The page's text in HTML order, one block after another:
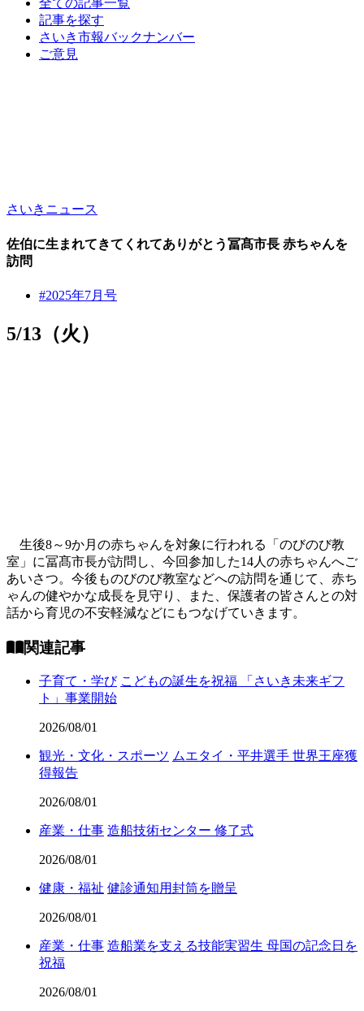
全ての記事一覧
記事を探す
さいき市報バックナンバー
ご意見
さいきニュース
佐伯に生まれてきてくれてありがとう冨髙市長 赤ちゃんを
訪問
#2025年7月号
5/13（火）
生後8～9か月の赤ちゃんを対象に行われる「のびのび教
室」に冨髙市長が訪問し、今回参加した14人の赤ちゃんへご
あいさつ。今後ものびのび教室などへの訪問を通じて、赤ち
ゃんの健やかな成長を見守り、また、保護者の皆さんとの対
話から育児の不安軽減などにもつなげていきます。
関連記事
子育て・学び こどもの誕生を祝福 「さいき未来ギフ
ト」事業開始
2026/08/01
観光・文化・スポーツ ムエタイ・平井選手 世界王座獲
得報告
2026/08/01
産業・仕事 造船技術センター 修了式
2026/08/01
健康・福祉 健診通知用封筒を贈呈
2026/08/01
産業・仕事 造船業を支える技能実習生 母国の記念日を
祝福
2026/08/01